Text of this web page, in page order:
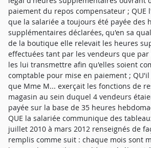
paiement du repos compensateur ;
que la salariée a toujours été payée des
supplémentaires déclarées, qu'en sa
de la boutique elle relevait les heures
effectuées tant par les vendeurs que
les lui transmettre afin qu'elles soient
comptable pour mise en paiement ;
que Mme M... exerçait les fonctions de
magasin au sein duquel 4 vendeurs
payée sur la base de 35 heures
QUE la salariée communique des
juillet 2010 à mars 2012 renseignés de
remplis comme suit : chaque mois sont